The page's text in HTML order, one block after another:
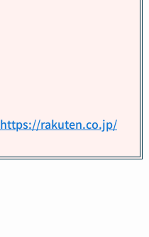
https://rakuten.co.jp/